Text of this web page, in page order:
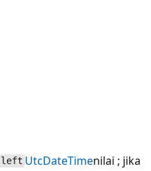
left UtcDateTimenilai ; jika